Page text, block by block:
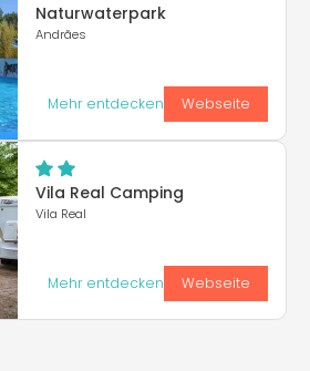
Naturwaterpark
Andrães
Mehr entdecken Webseite
Vila Real Camping
Vila Real
Mehr entdecken Webseite